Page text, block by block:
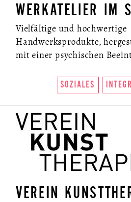
KONTAKT
NEWSLETTER
WERKATELIER IM
Vielfältige und hochwertige
Handwerksprodukte,
mit einer psychischen
SOZIALES
VEREIN